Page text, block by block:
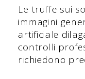
Le truffe sui
immagini
artificiale
controlli
richiedono